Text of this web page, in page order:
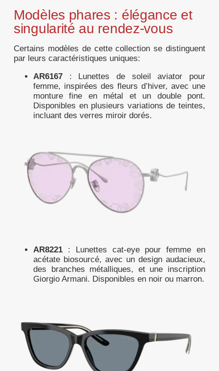
Modèles phares : élégance et
singularité au rendez-vous
Certains modèles de cette collection se distinguent
par leurs caractéristiques uniques:
AR6167 : Lunettes de soleil aviator pour
femme, inspirées des fleurs d’hiver, avec une
monture fine en métal et un double pont.
Disponibles en plusieurs variations de teintes,
incluant des verres miroir dorés.
AR8221 : Lunettes cat-eye pour femme en
acétate biosourcé, avec un design audacieux,
des branches métalliques, et une inscription
Giorgio Armani. Disponibles en noir ou marron.